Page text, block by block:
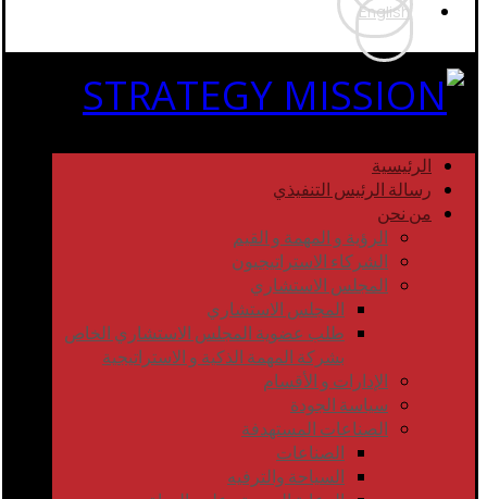
English
الرئيسية
رسالة الرئيس التنفيذي
من نحن
الرؤية و المهمة و القيم
الشركاء الاستراتيجيون
المجلس الاستشاري
المجلس الاستشاري
طلب عضوية المجلس الاستشاري الخاص
بشركة المهمة الذكية و الاستراتيجية
الإدارات و الأقسام
سياسة الجودة
الصناعات المستهدفة
الصناعات
السياحة والترفيه